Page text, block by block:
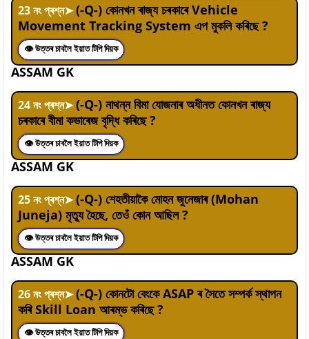
23নং প্ৰশ্ন➤(-Q-) কোনখন ৰাজ্য চৰকাৰে Vehicle
Movement Tracking System এপ মুকলি কৰিছে ?
👁 উত্তৰ চাবলৈ ইয়াত টিপি দিয়ক
ASSAM GK
24নং প্ৰশ্ন➤(-Q-) নাথন্ন বিমা যোজনাৰ অধীনত কোনখন ৰাজ্য
চৰকাৰে বীমা কভাৰেজ বৃদ্ধি কৰিছে ?
👁 উত্তৰ চাবলৈ ইয়াত টিপি দিয়ক
ASSAM GK
25নং প্ৰশ্ন➤(-Q-) শেহতীয়াকৈ মোহন জুনেজাৰ (Mohan
Juneja) মৃত্যু হৈছে, তেওঁ কোন আছিল ?
👁 উত্তৰ চাবলৈ ইয়াত টিপি দিয়ক
ASSAM GK
26নং প্ৰশ্ন➤(-Q-) কোনটো বেংকে ASAP ৰ সৈতে সম্পৰ্ক স্থাপন
কৰি Skill Loan আৰম্ভ কৰিছে ?
👁 উত্তৰ চাবলৈ ইয়াত টিপি দিয়ক